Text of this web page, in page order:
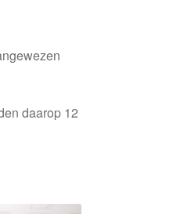
daarop 12